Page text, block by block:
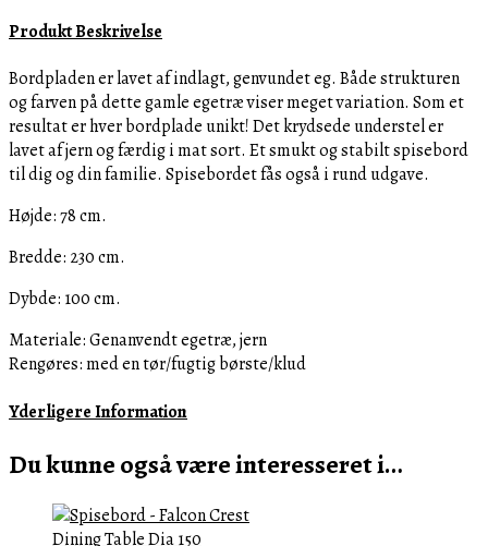
230x100
-
Bestillingsvare
antal
Produkt Beskrivelse
Bordpladen er lavet af indlagt, genvundet eg. Både strukturen
og farven på dette gamle egetræ viser meget variation. Som et
resultat er hver bordplade unikt! Det krydsede understeler
lavet af jern og færdig i mat sort. Et smukt og stabilt spisebord
til dig og din familie. Spisebordet fås også i rund udgave.
Højde: 78 cm.
Bredde: 230 cm.
Dybde: 100 cm.
Materiale: Genanvendt egetræ, jern
Rengøres: med en tør/fugtig børste/klud
Yderligere Information
Du kunne også være interesseret i…